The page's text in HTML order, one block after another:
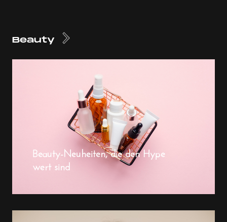
Beauty
Beauty-Neuheiten, die den Hype
wert sind